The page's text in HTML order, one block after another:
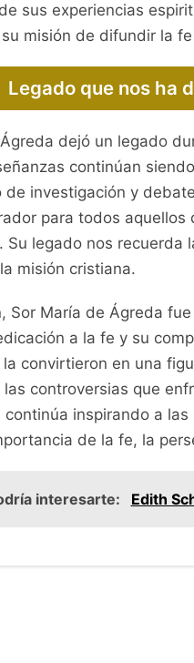
sus experiencias
misión de difundir la
Legado que nos ha
dejó un legado
continúan
de investigación y
para todos
Su legado nos
misión cristiana.
Sor María de Ágreda
a la fe y su
la convirtieron en una
controversias que
continúa inspirando a
de la fe, la
interesarte: Edith